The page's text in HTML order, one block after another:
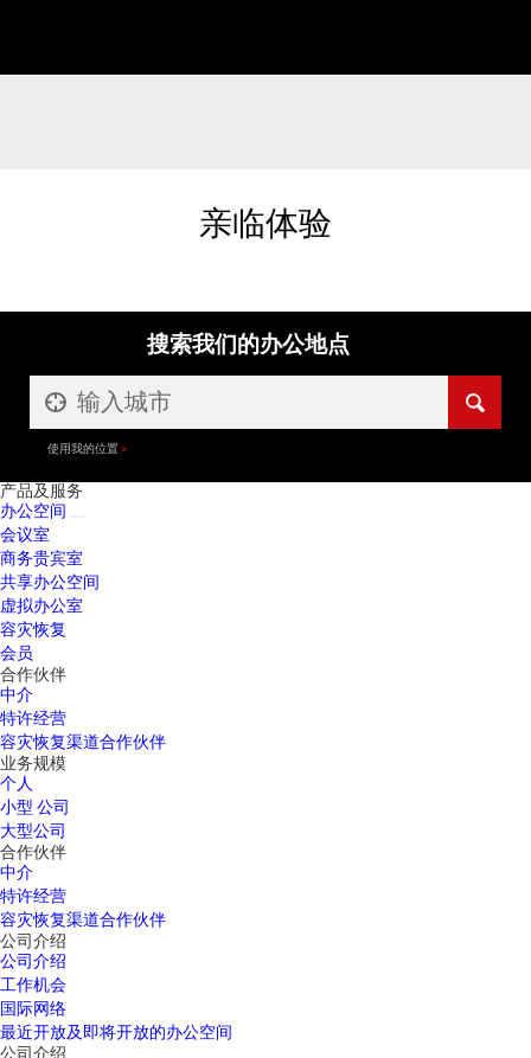
亲临体验
搜索我们的办公地点
使用我的位置
产品及服务
办公空间
会议室
商务贵宾室
共享办公空间
虚拟办公室
容灾恢复
会员
合作伙伴
中介
特许经营
容灾恢复渠道合作伙伴
业务规模
个人
小型 公司
大型公司
合作伙伴
中介
特许经营
容灾恢复渠道合作伙伴
公司介绍
公司介绍
工作机会
国际网络
最近开放及即将开放的办公空间